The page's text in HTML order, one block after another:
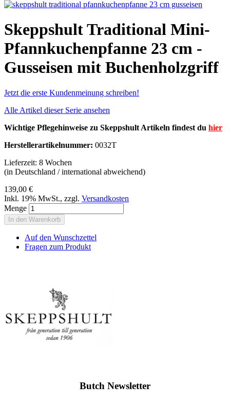
Skeppshult Traditional Mini-
Pfannkuchenpfanne 23 cm -
Gusseisen mit Buchenholzgriff
Jetzt die erste Kundenmeinung schreiben!
Alle Artikel dieser Serie ansehen
Wichtige Pflegehinweise zu Skeppshult Artikeln findest du hier
Herstellerartikelnummer: 0032T
Lieferzeit: 8 Wochen
(in Deutschland / international abweichend)
139,00 €
Inkl. 19% MwSt., zzgl. Versandkosten
Menge
In den Warenkorb
Auf den Wunschzettel
Fragen zum Produkt
Butch Newsletter